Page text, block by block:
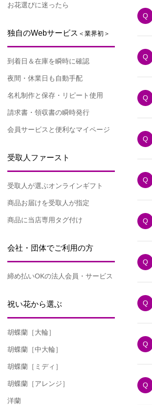
Q
Q
Q
Q
Q
Q
Q
Q
Q
Q
お花選びに迷ったら
独自のWebサービス ＜業界初＞
到着日＆在庫を瞬時に確認
夜間・休業日も自動手配
名札制作と保存・リピート使用
請求書・領収書の瞬時発行
会員サービスと便利なマイページ
受取人ファースト
受取人が選ぶオンラインギフト
商品お届けを受取人が指定
商品に当店専用タグ付け
会社・団体でご利用の方
締め払いOKの法人会員・サービス
祝い花から選ぶ
胡蝶蘭［大輪］
胡蝶蘭［中大輪］
胡蝶蘭［ミディ］
胡蝶蘭［アレンジ］
洋蘭